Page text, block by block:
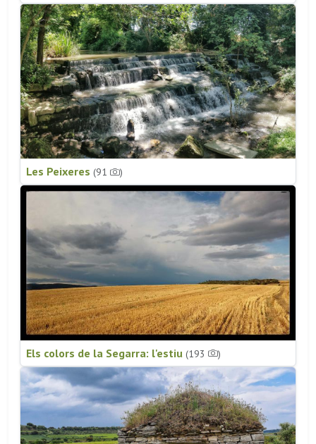
Les Peixeres (91 )
Els colors de la Segarra: l'estiu (193 )